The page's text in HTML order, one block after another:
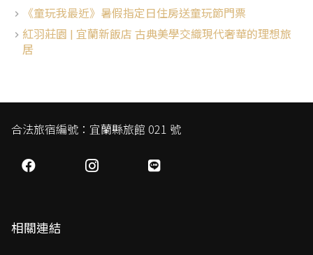
《童玩我最近》暑假指定日住房送童玩節門票
紅羽莊園 | 宜蘭新飯店 古典美學交織現代奢華的理想旅
居
合法旅宿編號：宜蘭縣旅館 021 號
相關連結